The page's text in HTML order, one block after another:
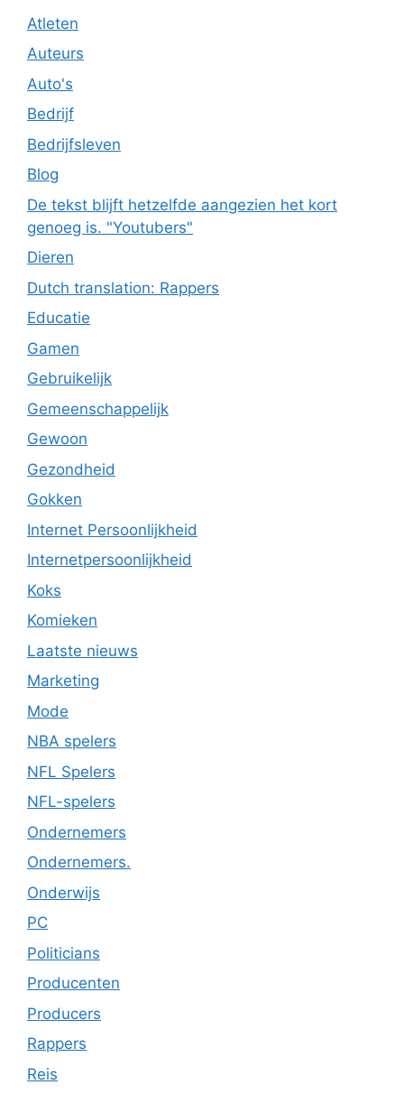
Atleten
Auteurs
Auto's
Bedrijf
Bedrijfsleven
Blog
De tekst blijft hetzelfde aangezien het kort
genoeg is. "Youtubers"
Dieren
Dutch translation: Rappers
Educatie
Gamen
Gebruikelijk
Gemeenschappelijk
Gewoon
Gezondheid
Gokken
Internet Persoonlijkheid
Internetpersoonlijkheid
Koks
Komieken
Laatste nieuws
Marketing
Mode
NBA spelers
NFL Spelers
NFL-spelers
Ondernemers
Ondernemers.
Onderwijs
PC
Politicians
Producenten
Producers
Rappers
Reis